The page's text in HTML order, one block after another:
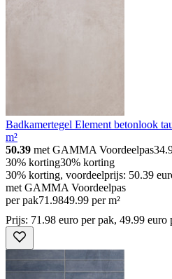
Badkamertegel Element betonlook
m²
50.39 met GAMMA Voordeelpas
30% korting30% korting
30% korting, voordeelprijs: 50.39
met GAMMA Voordeelpas
per pak71 .9849.99 per m²
Prijs: 71.98 euro per pak, 49.99 euro